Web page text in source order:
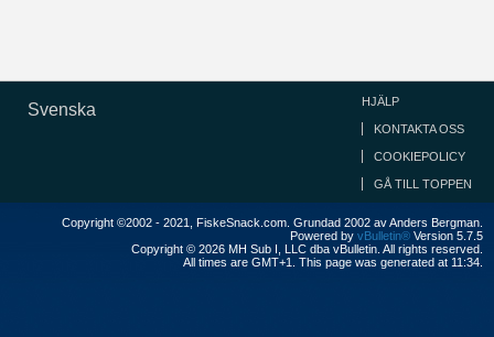
Svenska HJÄLP
KONTAKTA OSS
COOKIEPOLICY
GÅ TILL TOPPEN
Copyright ©2002 - 2021, FiskeSnack.com. Grundad 2002 av Anders Bergman.
Powered by vBulletin® Version 5.7.5
Copyright © 2026 MH Sub I, LLC dba vBulletin. All rights reserved.
All times are GMT+1. This page was generated at 11:34.